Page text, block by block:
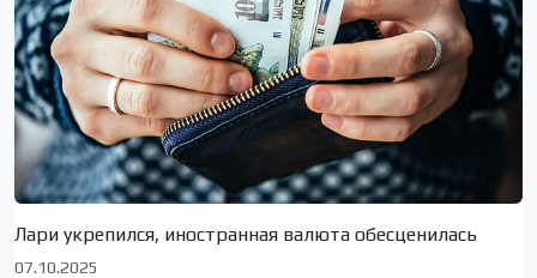
Лари укрепился, иностранная валюта обесценилась
07.10.2025